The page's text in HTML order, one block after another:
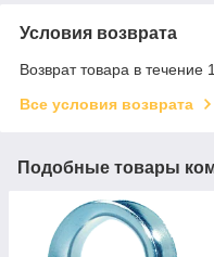
Условия возврата
Возврат товара в течение
Все условия возврата
Подобные товары